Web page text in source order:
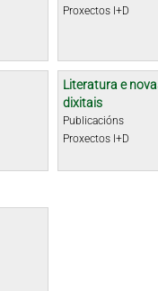
Proxectos I+D
Literatura e
dixitais
Publicacións
Proxectos I+D